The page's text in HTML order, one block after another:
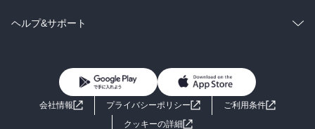
BL・TL
雑誌・グラビア
ラノベ
コミック
ライトノベル 男子向けラノベ
小説
ヘルプ&サポート
よくあるご質問 お問い合わせ
会社情報 プライバシーポリシー
ご利用条件
クッキーの詳細